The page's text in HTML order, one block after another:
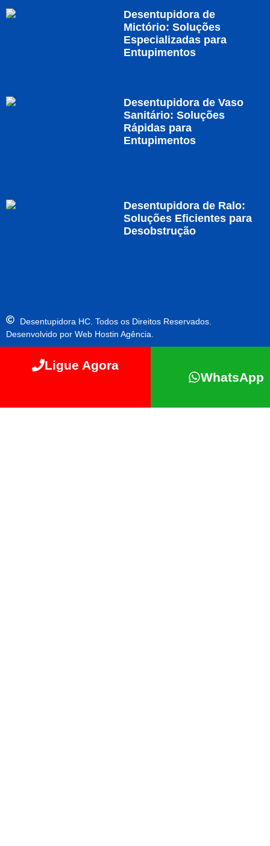
Desentupidora de
Mictório: Soluções
Especializadas para
Entupimentos
Desentupidora de Vaso
Sanitário: Soluções
Rápidas para
Entupimentos
Desentupidora de Ralo:
Soluções Eficientes para
Desobstrução
Desentupidora HC. Todos os Direitos Reservados.
Desenvolvido por Web Hostin Agência.
Ligue Agora
WhatsApp